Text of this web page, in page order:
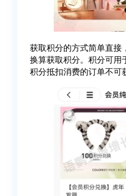
获取积分的方式简单直接
换算获取积分。积分可用
积分抵扣消费的订单不可